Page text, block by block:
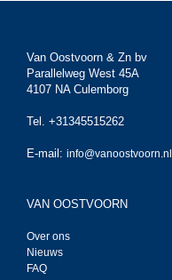
Van Oostvoorn & Zn bv
Parallelweg West 45A
4107 NA Culemborg
Tel. +31345515262
E-mail: info@vanoostvoorn.nl
VAN OOSTVOORN
Over ons
Nieuws
FAQ